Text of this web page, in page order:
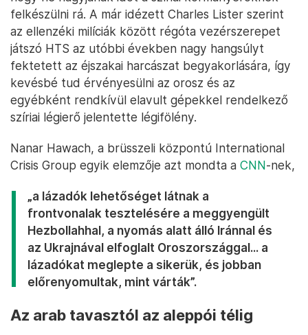
felkészülni rá. A már idézett Charles Lister szerint
az ellenzéki milíciák között régóta vezérszerepet
játszó HTS az utóbbi években nagy hangsúlyt
fektetett az éjszakai harcászat begyakorlására, így
kevésbé tud érvényesülni az orosz és az
egyébként rendkívül elavult gépekkel rendelkező
szíriai légierő jelentette légifölény.
Nanar Hawach, a brüsszeli központú International
Crisis Group egyik elemzője azt mondta a CNN-nek,
„a lázadók lehetőséget látnak a
frontvonalak tesztelésére a meggyengült
Hezbollahhal, a nyomás alatt álló Iránnal és
az Ukrajnával elfoglalt Oroszországgal... a
lázadókat meglepte a sikerük, és jobban
előrenyomultak, mint várták”.
Az arab tavasztól az aleppói télig